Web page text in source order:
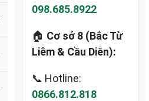
098.685.8922
🏠 Cơ sở 8 (Bắc Từ
Liêm & Cầu Diễn):
📞 Hotline:
0866.812.818